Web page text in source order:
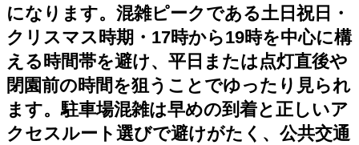
になります。混雑ピークである土日祝日・
クリスマス時期・17時から19時を中心に構
える時間帯を避け、平日または点灯直後や
閉園前の時間を狙うことでゆったり見られ
ます。駐車場混雑は早めの到着と正しいア
クセスルート選びで避けがたく、公共交通